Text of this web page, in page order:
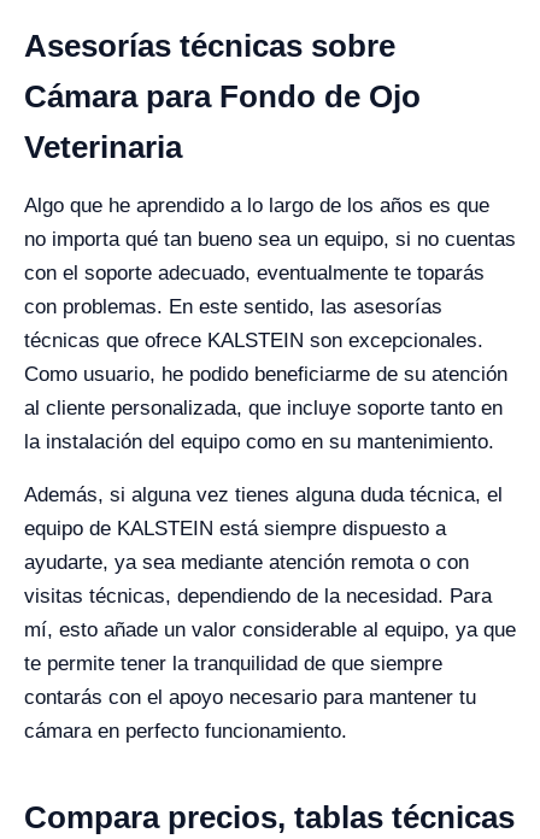
Asesorías técnicas sobre
Cámara para Fondo de Ojo
Veterinaria
Algo que he aprendido a lo largo de los años es que
no importa qué tan bueno sea un equipo, si no cuentas
con el soporte adecuado, eventualmente te toparás
con problemas. En este sentido, las asesorías
técnicas que ofrece KALSTEIN son excepcionales.
Como usuario, he podido beneficiarme de su atención
al cliente personalizada, que incluye soporte tanto en
la instalación del equipo como en su mantenimiento.
Además, si alguna vez tienes alguna duda técnica, el
equipo de KALSTEIN está siempre dispuesto a
ayudarte, ya sea mediante atención remota o con
visitas técnicas, dependiendo de la necesidad. Para
mí, esto añade un valor considerable al equipo, ya que
te permite tener la tranquilidad de que siempre
contarás con el apoyo necesario para mantener tu
cámara en perfecto funcionamiento.
Compara precios, tablas técnicas